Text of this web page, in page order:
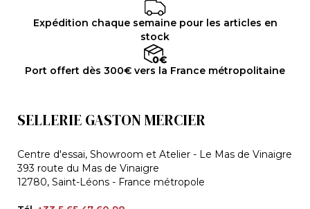
Expédition chaque semaine pour les articles en
stock
Port offert dès 300€ vers la France métropolitaine
SELLERIE GASTON MERCIER
Centre d'essai, Showroom et Atelier - Le Mas de Vinaigre
393 route du Mas de Vinaigre
12780, Saint-Léons - France métropole